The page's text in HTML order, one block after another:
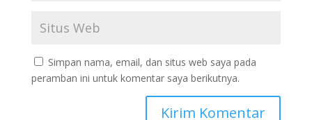
Simpan nama, email, dan situs web saya pada
peramban ini untuk komentar saya berikutnya.